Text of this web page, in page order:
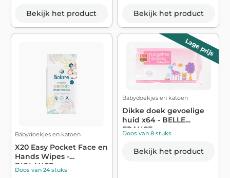
Bekijk het product Bekijk het product
Babydoekjes en katoen
X20 Easy Pocket Face en
Hands Wipes -
BIOLANCE
Doos van 24 stuks
Lage prijs
Babydoekjes en katoen
Dikke doek gevoelige
huid x64 - BELLE
FRANCE
Doos van 8 stuks
Bekijk het product